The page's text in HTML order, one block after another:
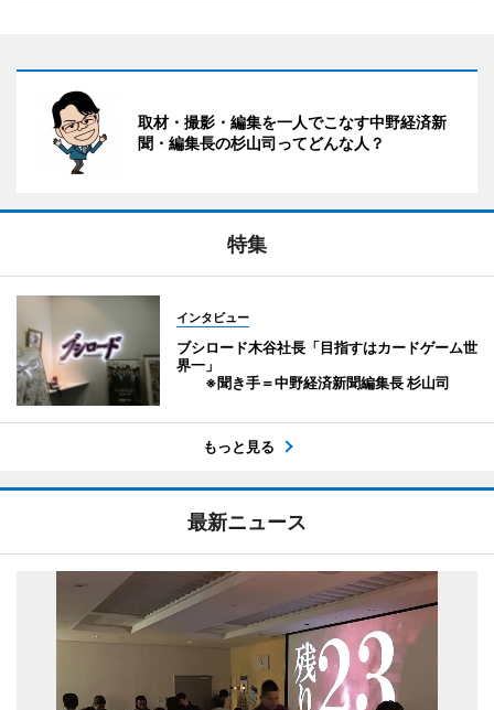
取材・撮影・編集を一人でこなす中野経済新
聞・編集長の杉山司ってどんな人？
特集
インタビュー
ブシロード木谷社長「目指すはカードゲーム世
界一」
※聞き手＝中野経済新聞編集長 杉山司
もっと見る
最新ニュース